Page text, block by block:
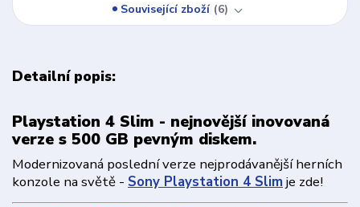
Související zboží 6
Detailní popis:
Playstation 4 Slim - nejnovější inovovaná
verze s 500 GB pevným diskem.
Modernizovaná poslední verze nejprodávanější herních
konzole na světě - Sony Playstation 4 Slim je zde!